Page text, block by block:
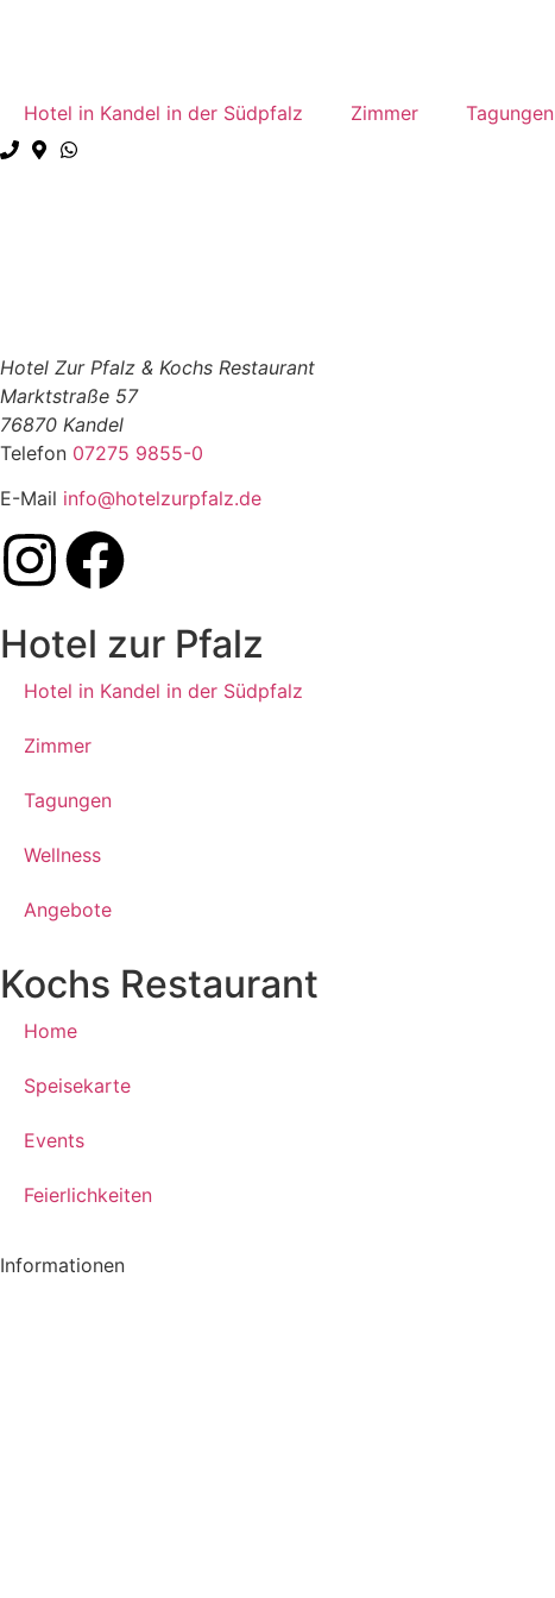
Hotel in Kandel in der Südpfalz Zimmer Tagungen
Hotel Zur Pfalz & Kochs Restaurant
Marktstraße 57
76870 Kandel
Telefon 07275 9855-0
E-Mail info@hotelzurpfalz.de
Hotel zur Pfalz
Hotel in Kandel in der Südpfalz
Zimmer
Tagungen
Wellness
Angebote
Kochs Restaurant
Home
Speisekarte
Events
Feierlichkeiten
Informationen